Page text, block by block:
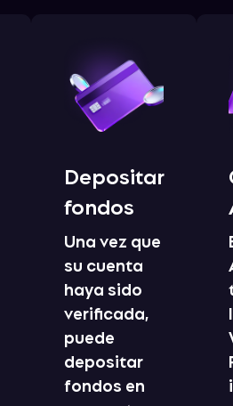
Depositar
fondos
Una vez que
su cuenta
haya sido
verificada,
puede
depositar
fondos en